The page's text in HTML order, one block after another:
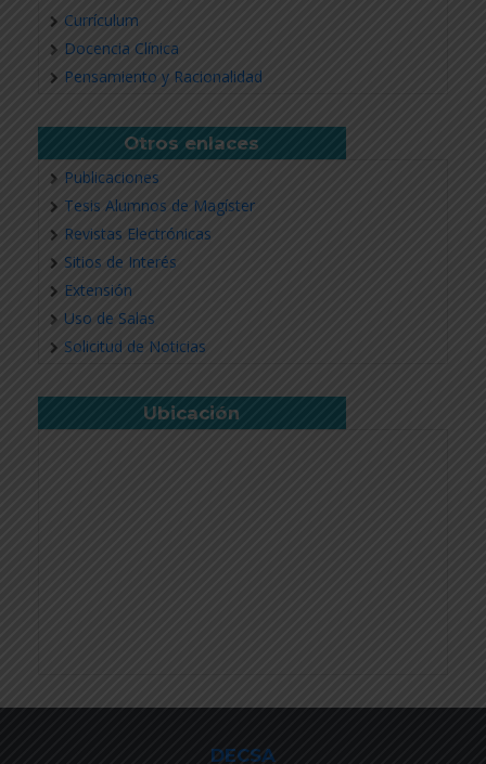
Currículum
Docencia Clínica
Pensamiento y Racionalidad
Otros enlaces
Publicaciones
Tesis Alumnos de Magíster
Revistas Electrónicas
Sitios de Interés
Extensión
Uso de Salas
Solicitud de Noticias
Ubicación
DECSA